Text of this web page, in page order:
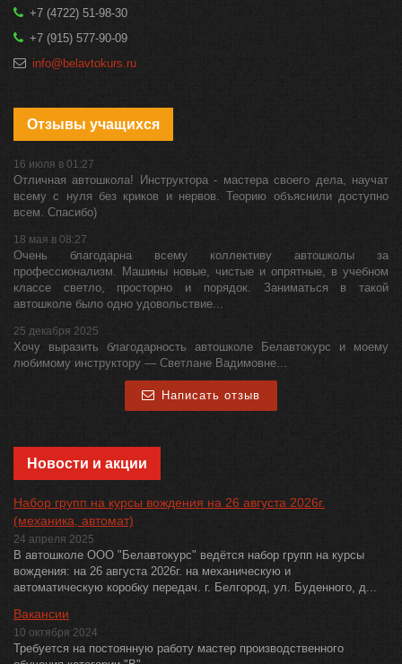
+7 (4722) 51-98-30
+7 (915) 577-90-09
info@belavtokurs.ru
Отзывы учащихся
16 июля в 01:27
Отличная автошкола! Инструктора - мастера своего дела, научат
всему с нуля без криков и нервов. Теорию объяснили доступно
всем. Спасибо)
18 мая в 08:27
Очень благодарна всему коллективу автошколы за
профессионализм. Машины новые, чистые и опрятные, в учебном
классе светло, просторно и порядок. Заниматься в такой
автошколе было одно удовольствие...
25 декабря 2025
Хочу выразить благодарность автошколе Белавтокурс и моему
любимому инструктору — Светлане Вадимовне...
Написать отзыв
Новости и акции
Набор групп на курсы вождения на 26 августа 2026г.
(механика, автомат)
24 апреля 2025
В автошколе ООО "Белавтокурс" ведётся набор групп на курсы
вождения: на 26 августа 2026г. на механическую и
автоматическую коробку передач. г. Белгород, ул. Буденного, д...
Вакансии
10 октября 2024
Требуется на постоянную работу мастер производственного